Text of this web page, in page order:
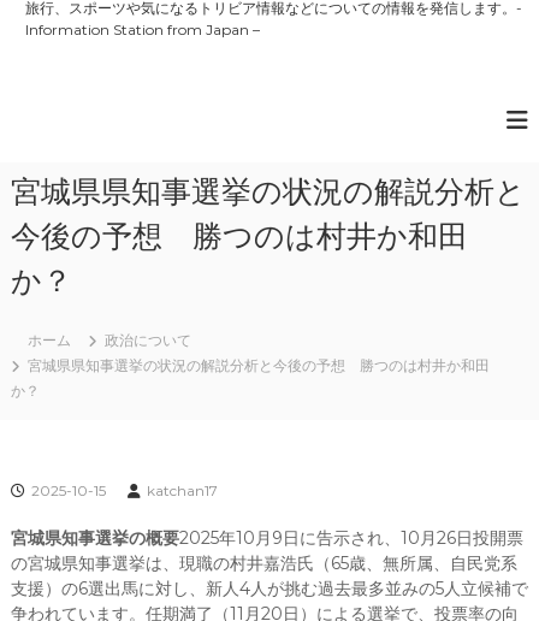
旅行、スポーツや気になるトリビア情報などについての情報を発信します。-
Information Station from Japan –
宮城県県知事選挙の状況の解説分析と
今後の予想 勝つのは村井か和田
か？
ホーム
政治について
宮城県県知事選挙の状況の解説分析と今後の予想 勝つのは村井か和田
か？
2025-10-15 katchan17
宮城県知事選挙の概要2025年10月9日に告示され、10月26日投開票
の宮城県知事選挙は、現職の村井嘉浩氏（65歳、無所属、自民党系
支援）の6選出馬に対し、新人4人が挑む過去最多並みの5人立候補で
争われています。任期満了（11月20日）による選挙で、投票率の向